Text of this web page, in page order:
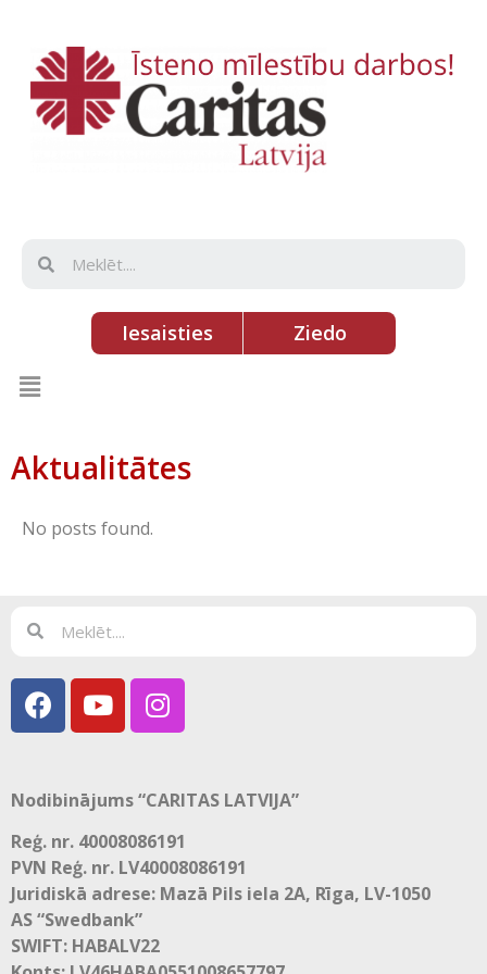
Iesaisties Ziedo
Aktualitātes
No posts found.
Nodibinājums “CARITAS LATVIJA”
Reģ. nr. 40008086191
PVN Reģ. nr. LV40008086191
Juridiskā adrese: Mazā Pils iela 2A, Rīga, LV-1050
AS “Swedbank”
SWIFT: HABALV22